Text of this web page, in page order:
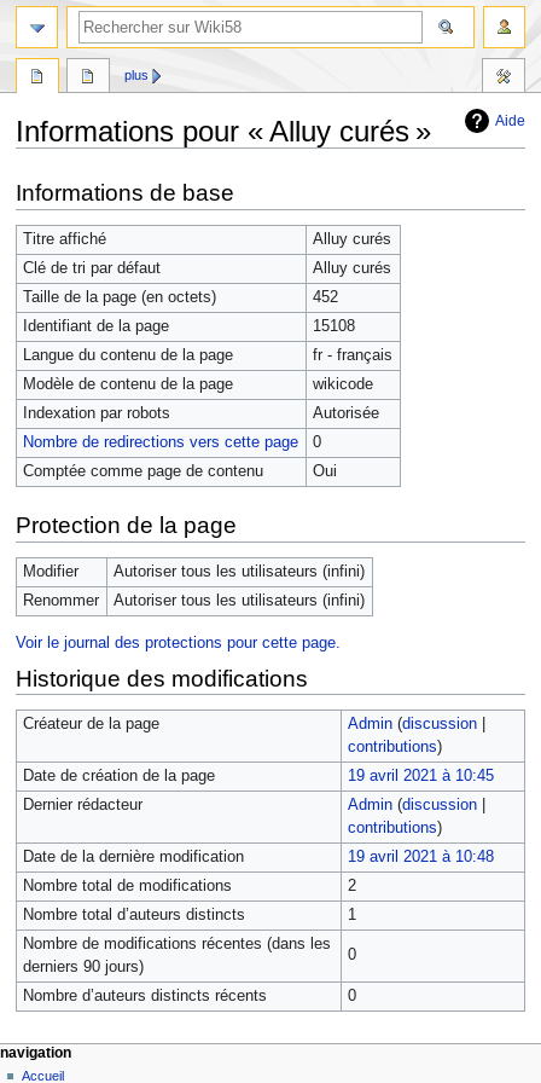
Aide
Informations pour « Alluy curés »
à
la
navigation
à
la
recherche
Informations de base
Titre affiché
Alluy curés
Clé de tri par défaut
Alluy curés
Taille de la page (en octets)
452
Identifiant de la page
15108
Langue du contenu de la page
fr - français
Modèle de contenu de la page
wikicode
Indexation par robots
Autorisée
Nombre de redirections vers cette page
0
Comptée comme page de contenu
Oui
Protection de la page
Modifier
Autoriser tous les utilisateurs (infini)
Renommer
Autoriser tous les utilisateurs (infini)
Voir le journal des protections pour cette page.
Historique des modifications
Créateur de la page Admin (discussion|
contributions)
Date de création de la page
19 avril 2021 à 10:45
Dernier rédacteur
Admin (discussion|
contributions)
Date de la dernière modification
19 avril 2021 à 10:48
Nombre total de modifications
2
Nombre total d’auteurs distincts
1
Nombre de modifications récentes (dans les
derniers 90 jours)
0
Nombre d’auteurs distincts récents 0
plus
navigation
Accueil